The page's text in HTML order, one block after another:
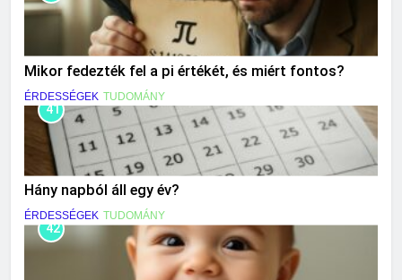
Mikor fedezték fel a pi értékét, és miért fontos?
ÉRDESSÉGEK TUDOMÁNY
41
Hány napból áll egy év?
ÉRDESSÉGEK TUDOMÁNY
42